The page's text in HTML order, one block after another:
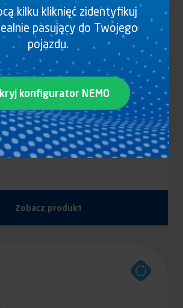
CHROMOWANEGO ZNALU
Zobacz produkt
kilku kliknięć zidentyfikuj
pasujący do Twojego
pojazdu.
konfigurator NEMO